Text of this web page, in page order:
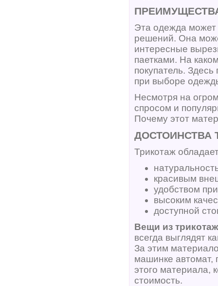
Эта одежда может
решений. Она
интересные
паетками. На
покупатель. Здесь
при выборе
Несмотря на
спросом и
Почему этот
ДОСТОИНСТВА
Трикотаж
красивым
удобством
высоким
доступной
Вещи из
всегда выглядят
За этим
машинке автомат,
этого материала,
стоимость.